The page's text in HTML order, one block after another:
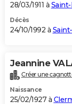
28/03/1911 à
Décès
24/10/1992 à
Jeannine
Créer une
Naissance
25/02/1927 à